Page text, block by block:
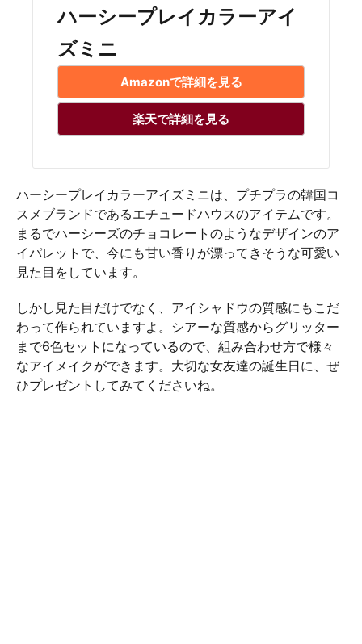
ハーシープレイカラーアイ
ズミニ
Amazonで詳細を見る
楽天で詳細を見る
ハーシープレイカラーアイズミニは、プチプラの韓国コ
スメブランドであるエチュードハウスのアイテムです。
まるでハーシーズのチョコレートのようなデザインのア
イパレットで、今にも甘い香りが漂ってきそうな可愛い
見た目をしています。
しかし見た目だけでなく、アイシャドウの質感にもこだ
わって作られていますよ。シアーな質感からグリッター
まで6色セットになっているので、組み合わせ方で様々
なアイメイクができます。大切な女友達の誕生日に、ぜ
ひプレゼントしてみてくださいね。